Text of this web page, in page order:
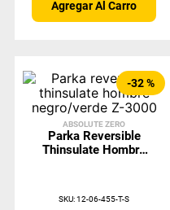
Agregar Al Carro
-32 %
ABSOLUTE ZERO
Parka Reversible
Thinsulate Hombre
SKU:12-06-455-T-S